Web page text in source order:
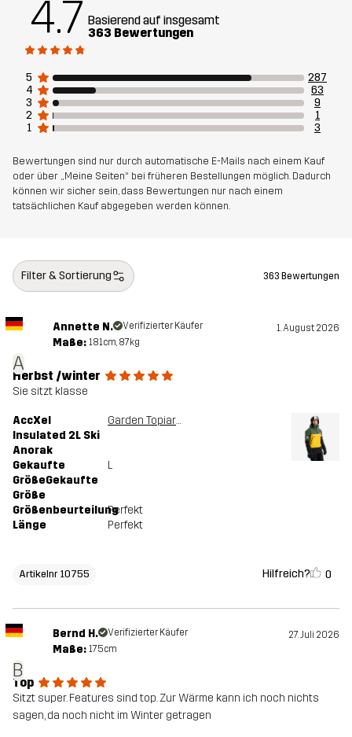
Futter 1
Polyester
Futter 2 100% Polyester
Membran
Wassersäule: 20 000 mm
Atmungsaktivität: 10 000 g/m²/24h
Gewicht 1183g in Größe Medium
Entworfen für ALPINSKI
4.7 Basierend auf insgesamt
363 Bewertungen
5
287
4
63
3
9
2
1
1
3
Bewertungen sind nur durch automatische E-Mails nach einem Kauf
oder über „Meine Seiten“ bei früheren Bestellungen möglich. Dadurch
können wir sicher sein, dass Bewertungen nur nach einem
tatsächlichen Kauf abgegeben werden können.
Filter & Sortierung 363 Bewertungen
A
Annette N. Verifizierter Käufer 1. August 2026
Maße: 181cm, 87kg
Herbst /winter
Sie sitzt klasse
AccXel
Insulated 2L Ski
Anorak
Garden Topiary/Mango Mint
Gekaufte
GrößeGekaufte
Größe
L
GrößenbeurteilungPerfekt
Länge
Perfekt
Artikelnr 10755 Hilfreich? 0
B
Bernd H. Verifizierter Käufer 27. Juli 2026
Maße: 175cm
Top
Sitzt super. Features sind top. Zur Wärme kann ich noch nichts
sagen, da noch nicht im Winter getragen